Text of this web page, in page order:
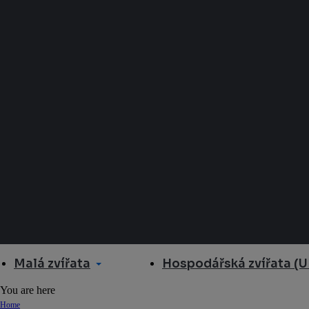
Malá zvířata Hospodářská zvířata
You are here
Home